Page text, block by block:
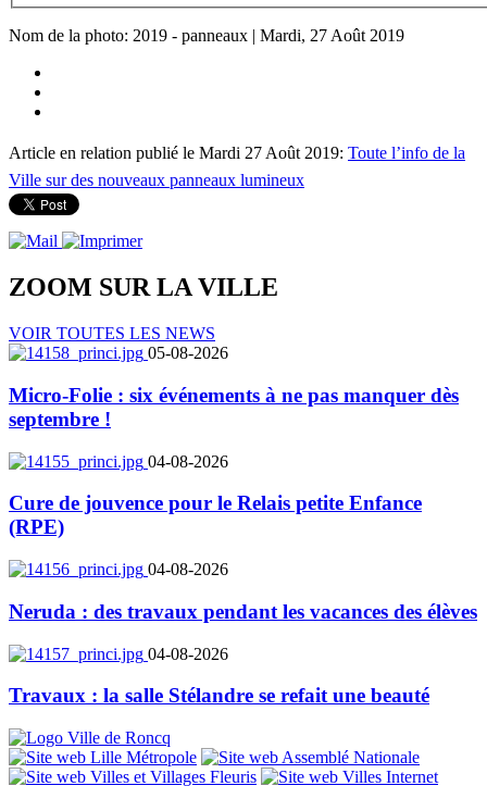
Nom de la photo: 2019 - panneaux | Mardi, 27 Août 2019
Article en relation publié le Mardi 27 Août 2019: Toute l’info de la
Ville sur des nouveaux panneaux lumineux
ZOOM SUR LAVILLE
VOIR TOUTES LES NEWS
05-08-2026
Micro-Folie : six événements à ne pas manquer dès
septembre !
04-08-2026
Cure de jouvence pour le Relais petite Enfance
(RPE)
04-08-2026
Neruda : des travaux pendant les vacances des élèves
04-08-2026
Travaux : la salle Stélandre se refait une beauté